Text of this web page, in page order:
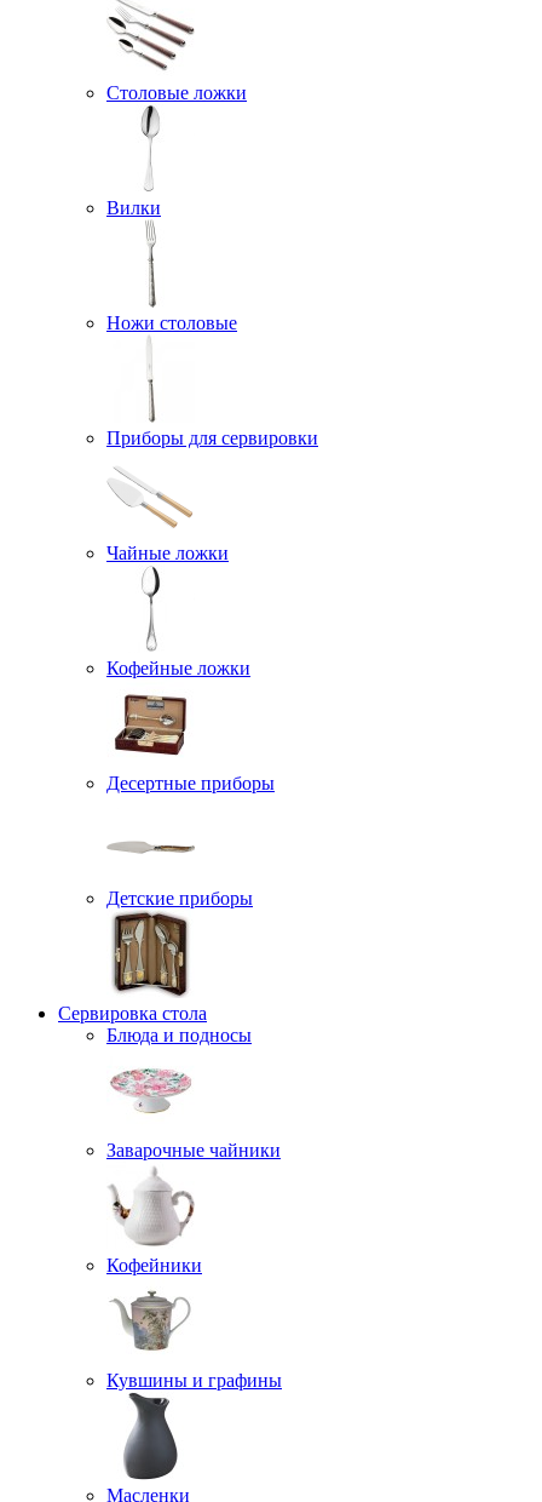
Столовые ложки
Вилки
Ножи столовые
Приборы для сервировки
Чайные ложки
Кофейные ложки
Десертные приборы
Детские приборы
Сервировка стола
Блюда и подносы
Заварочные чайники
Кофейники
Кувшины и графины
Масленки